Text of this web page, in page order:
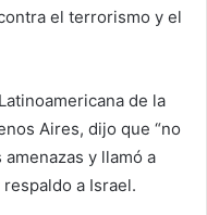
el terrorismo y el
de la
Aires, dijo que “no
y llamó a
a Israel.